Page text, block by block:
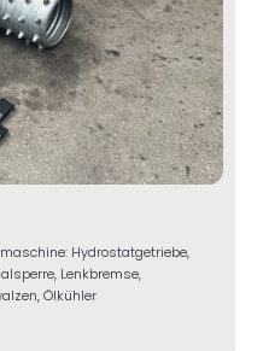
Hydrostatgetriebe,
Lenkbremse,
Ölkühler